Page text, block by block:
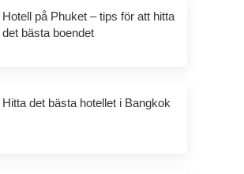
Hotell på Phuket – tips för att hitta
det bästa boendet
Hitta det bästa hotellet i Bangkok